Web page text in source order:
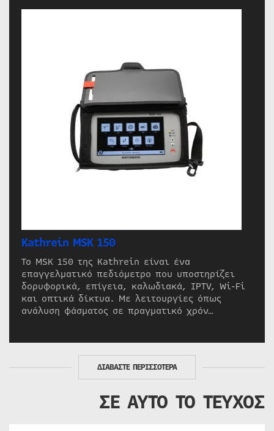
Kathrein MSK 150
Το MSK 150 της Kathrein είναι ένα
επαγγελματικό πεδιόμετρο που υποστηρίζει
δορυφορικά, επίγεια, καλωδιακά, IPTV, Wi-Fi
και οπτικά δίκτυα. Με λειτουργίες όπως
ανάλυση φάσματος σε πραγματικό χρόν…
ΔΙΑΒΑΣΤΕ ΠΕΡΙΣΣΟΤΕΡΑ
ΣΕ ΑΥΤΟ ΤΟ ΤΕΥΧΟΣ